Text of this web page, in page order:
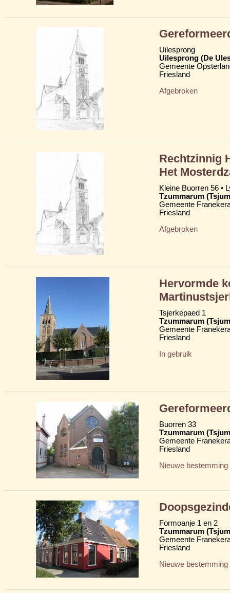
Uilesprong
Uilesprong (De
Gemeente
Friesland
Afgebroken
Rechtzinnig
Het
Kleine Buorren 56 •
Tzummarum
Gemeente
Friesland
Afgebroken
Hervormde
Tsjerkepaed 1
Tzummarum
Gemeente
Friesland
In gebruik
Buorren 33
Tzummarum
Gemeente
Friesland
Nieuwe bestemming
Formoanje 1 en 2
Tzummarum
Gemeente
Friesland
Nieuwe bestemming